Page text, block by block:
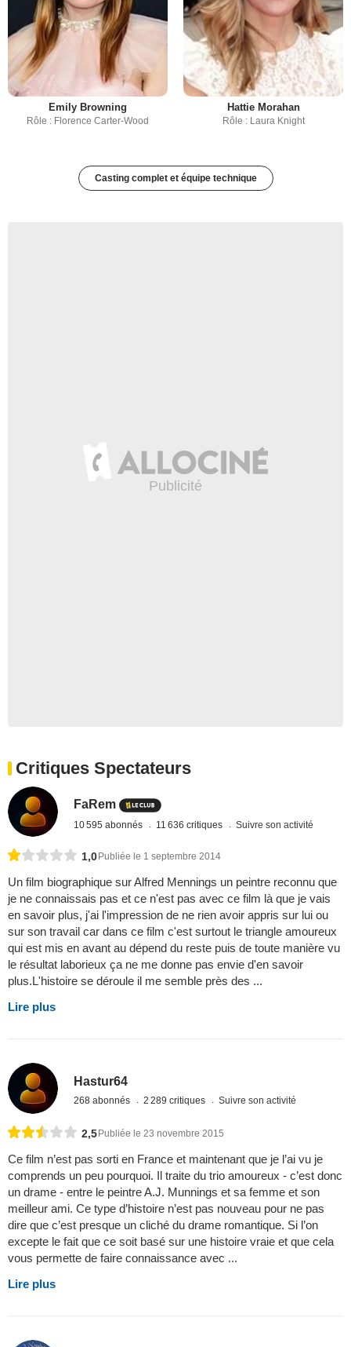
Emily Browning
Rôle : Florence Carter-Wood
Hattie Morahan
Rôle : Laura Knight
Casting complet et équipe technique
Critiques Spectateurs
FaRem
10 595 abonnés 11 636 critiques Suivre son activité
1,0 Publiée le 1 septembre 2014
Un film biographique sur Alfred Mennings un peintre reconnu que
je ne connaissais pas et ce n'est pas avec ce film là que je vais
en savoir plus, j'ai l'impression de ne rien avoir appris sur lui ou
sur son travail car dans ce film c'est surtout le triangle amoureux
qui est mis en avant au dépend du reste puis de toute manière vu
le résultat laborieux ça ne me donne pas envie d'en savoir
plus.L'histoire se déroule il me semble près des ...
Lire plus
Hastur64
268 abonnés 2 289 critiques Suivre son activité
2,5Publiée le 23 novembre 2015
Ce film n’est pas sorti en France et maintenant que je l’ai vu je
comprends un peu pourquoi. Il traite du trio amoureux - c’est donc
un drame - entre le peintre A.J. Munnings et sa femme et son
meilleur ami. Ce type d’histoire n’est pas nouveau pour ne pas
dire que c’est presque un cliché du drame romantique. Si l’on
excepte le fait que ce soit basé sur une histoire vraie et que cela
vous permette de faire connaissance avec ...
Lire plus